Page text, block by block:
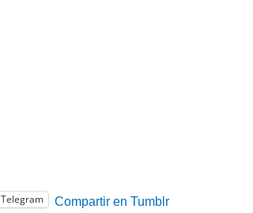
Telegram Compartir en Tumblr